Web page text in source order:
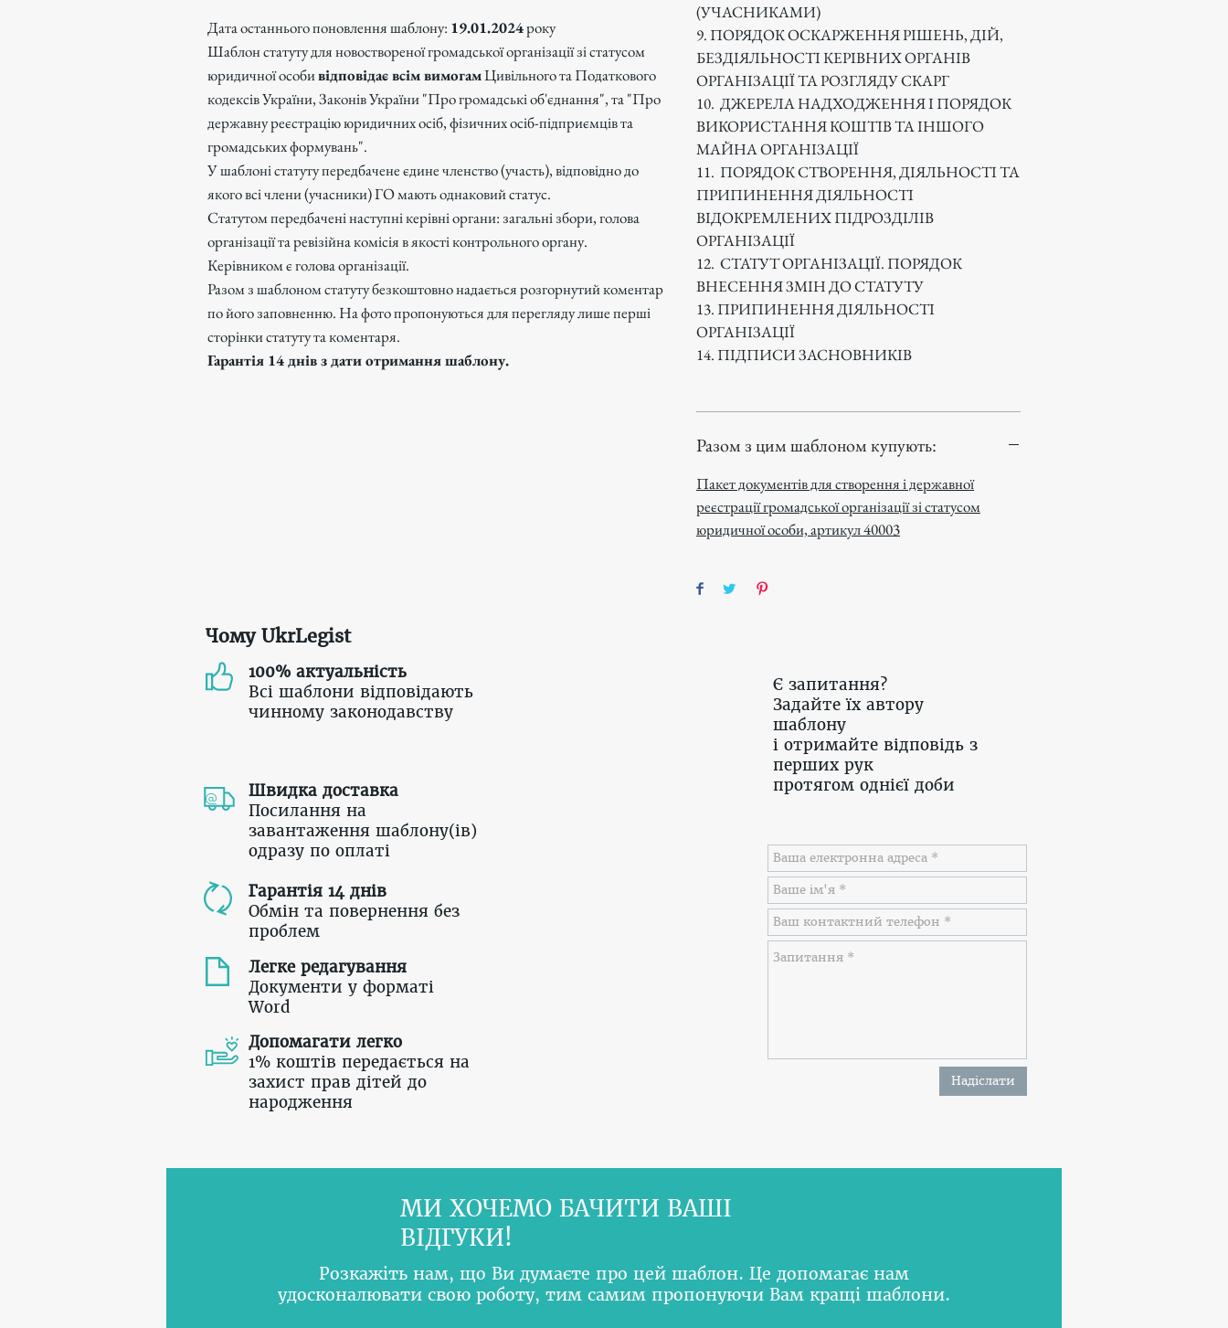
Дата останнього поновлення шаблону: 19.01.2024року
Шаблон статуту для новоствореної громадської організації зі статусом
юридичної особивідповідає всім вимогамЦивільного та Податкового
кодексів України, Законів України "Про громадські об'єднання", та "Про
державну реєстрацію юридичних осіб, фізичних осіб-підприємців та
громадських формувань".
У шаблоні статуту передбачене єдине членство (участь), відповідно до
якого всі члени (учасники) ГО мають однаковий статус.
Статутом передбачені наступні керівні органи: загальні збори, голова
організації та ревізійна комісія в якості контрольного органу.
Керівником є голова організації.
Разом з шаблоном статуту безкоштовно надається розгорнутий коментар
по його заповненню. На фото пропонуються для перегляду лише перші
сторінки статуту та коментаря.
Гарантія 14 днів з дати отримання шаблону.
(УЧАСНИКАМИ)
9. ПОРЯДОК ОСКАРЖЕННЯ РІШЕНЬ, ДІЙ,
БЕЗДІЯЛЬНОСТІ КЕРІВНИХ ОРГАНІВ
ОРГАНІЗАЦІЇ ТА РОЗГЛЯДУ СКАРГ
10. ДЖЕРЕЛА НАДХОДЖЕННЯ І ПОРЯДОК
ВИКОРИСТАННЯ КОШТІВ ТА ІНШОГО
МАЙНА ОРГАНІЗАЦІЇ
11. ПОРЯДОК СТВОРЕННЯ, ДІЯЛЬНОСТІ ТА
ПРИПИНЕННЯ ДІЯЛЬНОСТІ
ВІДОКРЕМЛЕНИХ ПІДРОЗДІЛІВ
ОРГАНІЗАЦІЇ
12. СТАТУТ ОРГАНІЗАЦІЇ. ПОРЯДОК
ВНЕСЕННЯ ЗМІН ДО СТАТУТУ
13. ПРИПИНЕННЯ ДІЯЛЬНОСТІ
ОРГАНІЗАЦІЇ
14. ПІДПИСИ ЗАСНОВНИКІВ
Разом з цим шаблоном купують:
Пакет документів для створення і державної
реєстрації громадської організації зі статусом
юридичної особи, артикул 40003
Чому UkrLegist
100% актуальність
Всі шаблони відповідають
чинному законодавству
Швидка доставка
Посилання на
завантаження шаблону(ів)
одразу по оплаті
Гарантія 14 днів
Обмін та повернення без
проблем
Легке редагування
Документи у форматі
Word
Допомагати легко
1% коштів передається на
захист прав дітей до
народження
Є запитання?
Задайте їх автору
шаблону
і отримайте відповідь з
перших рук
протягом однієї доби
Надіслати
МИ ХОЧЕМО БАЧИТИ ВАШІ
ВІДГУКИ!
Розкажіть нам, що Ви думаєте про цей шаблон. Це допомагає нам
удосконалювати свою роботу, тим самим пропонуючи Вам кращі шаблони.